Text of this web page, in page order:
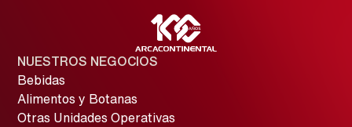
NUESTROS NEGOCIOS
Bebidas
Alimentos y Botanas
Otras Unidades Operativas